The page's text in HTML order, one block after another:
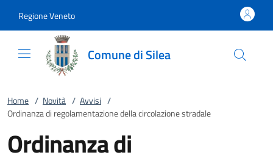
Regione Veneto
Comune di Silea
Home / Novità / Avvisi /
Ordinanza di regolamentazione della circolazione stradale
Ordinanza di